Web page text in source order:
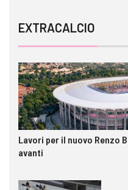
EXTRACALCIO
Lavori per il nuovo Renzo
avanti